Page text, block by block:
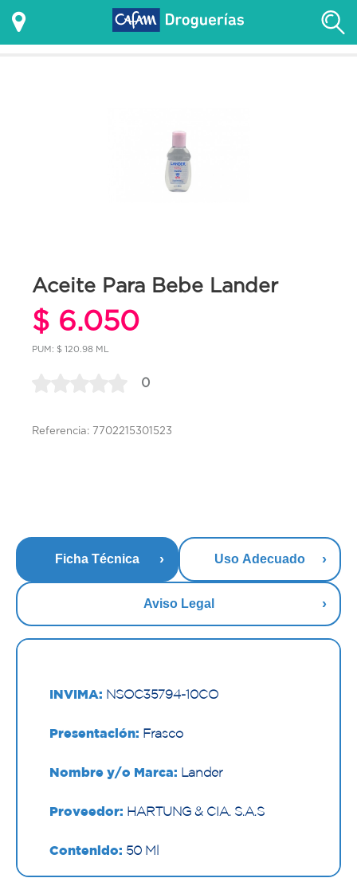
Aceite Para Bebe Lander
$ 6.050
PUM: $ 120.98 ML
0
Referencia: 7702215301523
Ficha Técnica Uso Adecuado
Aviso Legal
INVIMA: NSOC35794-10CO
Presentación: Frasco
Nombre y/o Marca: Lander
Proveedor: HARTUNG & CIA. S.A.S
Contenido: 50 Ml